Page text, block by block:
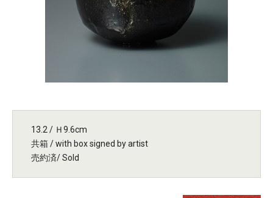
13.2 / Ｈ9.6cm
共箱 / with box signed by artist
売約済/ Sold